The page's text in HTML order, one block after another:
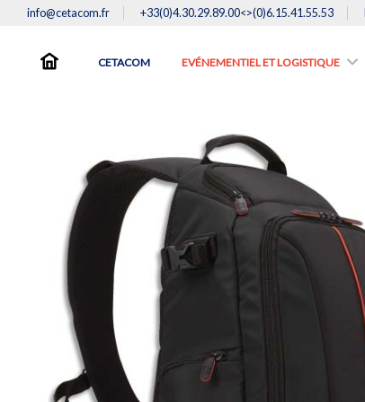
info@cetacom.fr +33(0)4.30.29.89.00<>(0)6.15.41.55.53
CETACOM EVÉNEMENTIEL ET LOGISTIQUE